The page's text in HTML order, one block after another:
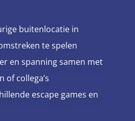
buitenlocatie in
te spelen
en spanning samen met
of collega’s
escape games en